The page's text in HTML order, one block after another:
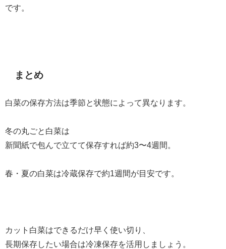
です。
まとめ
白菜の保存方法は季節と状態によって異なります。
冬の丸ごと白菜は
新聞紙で包んで立てて保存すれば約3〜4週間。
春・夏の白菜は冷蔵保存で約1週間が目安です。
カット白菜はできるだけ早く使い切り、
長期保存したい場合は冷凍保存を活用しましょう。